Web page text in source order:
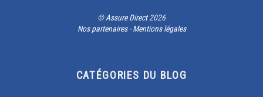
©Assure Direct2026
Nos partenaires-Mentions légales
CATÉGORIES DU BLOG